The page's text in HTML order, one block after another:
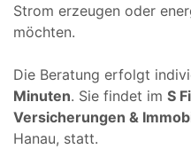
Strom erzeugen oder
möchten.
Die Beratung erfolgt
Minuten. Sie findet im S
Versicherungen &
Hanau, statt.